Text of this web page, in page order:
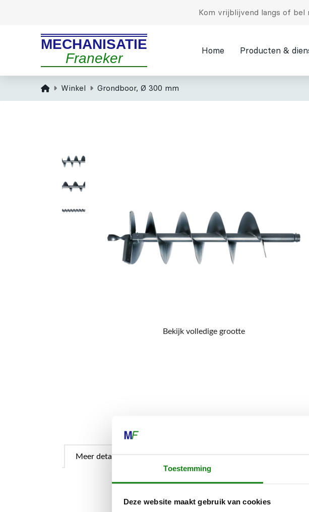
Toestemming
Deze website maakt gebruik van cookies
Kom vrijblijvend langs of bel
MECHANISATIE
Franeker
Home Producten &
HomeWinkel Grondboor, Ø 300 mm
Bekijk volledige grootte
Meer details
Voor BT 106, BT 106 C, BT 120 C,